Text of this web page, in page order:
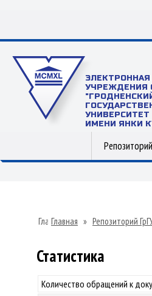
УЧРЕЖДЕНИЯ
УНИВЕРСИТЕТ
ИМЕНИ ЯНКИ
Главная » Репозиторий
Статистика
Количество обращений к